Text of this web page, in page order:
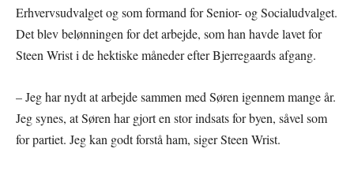
Erhvervsudvalget og som formand for Senior- og Socialudvalget.
Det blev belønningen for det arbejde, som han havde lavet for
Steen Wrist i de hektiske måneder efter Bjerregaards afgang.
– Jeg har nydt at arbejde sammen med Søren igennem mange år.
Jeg synes, at Søren har gjort en stor indsats for byen, såvel som
for partiet. Jeg kan godt forstå ham, siger Steen Wrist.